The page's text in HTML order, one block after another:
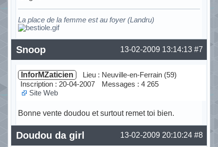
La place de la femme est au foyer (Landru)
Hors ligne #7
13-02-2009 13:14:13
Snoop
InforMZaticien
Lieu : Neuville-en-Ferrain (59)
Inscription : 20-04-2007
Messages : 4 265
Site Web
Bonne vente doudou et surtout remet toi bien.
Hors ligne #8
13-02-2009 20:10:24
Doudou da girl